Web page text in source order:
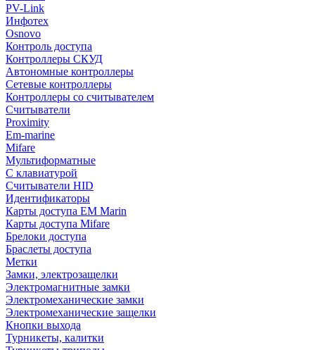
PV-Link
Инфотех
Osnovo
Контроль доступа
Контроллеры СКУД
Автономные контроллеры
Сетевые контроллеры
Контроллеры со считывателем
Считыватели
Proximity
Em-marine
Mifare
Мультиформатные
С клавиатурой
Считыватели HID
Идентификаторы
Карты доступа EM Marin
Карты доступа Mifare
Брелоки доступа
Браслеты доступа
Метки
Замки, электрозащелки
Электромагнитные замки
Электромеханические замки
Электромеханические защелки
Кнопки выхода
Турникеты, калитки